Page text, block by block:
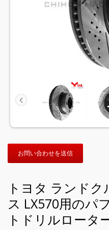
お問い合わせを送信
トヨタ ランド
ス LX570用のパ
トドリルロータ